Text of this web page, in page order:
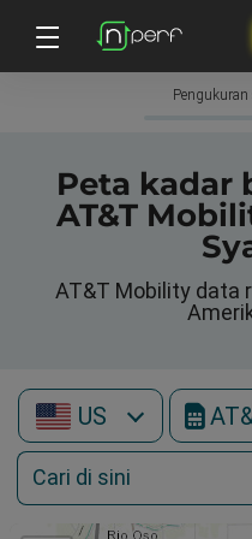
Peta kadar
AT&T
AT&T Mobility data
US